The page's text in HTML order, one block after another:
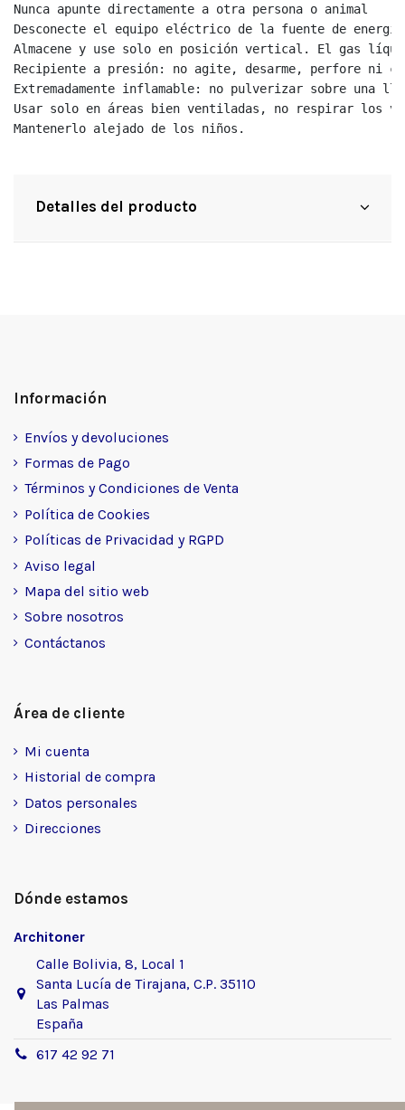
Nunca apunte directamente a otra persona o animal
Desconecte el equipo eléctrico de la fuente de
Almacene y use solo en posición vertical. El gas
Recipiente a presión: no agite, desarme, perfore ni
Extremadamente inflamable: no pulverizar sobre una
Usar solo en áreas bien ventiladas, no respirar los
Mantenerlo alejado de los niños.
Detalles del producto
Información
Envíos y devoluciones
Formas de Pago
Términos y Condiciones de Venta
Política de Cookies
Políticas de Privacidad y RGPD
Aviso legal
Mapa del sitio web
Sobre nosotros
Contáctanos
Área de cliente
Mi cuenta
Historial de compra
Datos personales
Direcciones
Dónde estamos
Architoner
Calle Bolivia, 8, Local 1
Santa Lucía de Tirajana, C.P. 35110
Las Palmas
España
617 42 92 71